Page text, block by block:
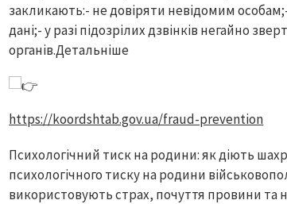
закликають:- не довіряти невідомим
дані;- у разі підозрілих дзвінків негайно
органів.Детальніше
https://koordshtab.gov.ua/fraud-prevention
Психологічний тиск на родини: як діють
психологічного тиску на родини
використовують страх, почуття провини